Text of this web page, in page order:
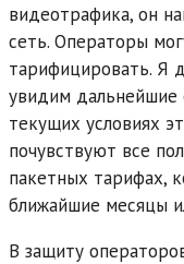
видеотрафика, он
сеть. Операторы
тарифицировать. Я
увидим дальнейшие
текущих условиях
почувствуют все
пакетных тарифах,
ближайшие месяцы
В защиту